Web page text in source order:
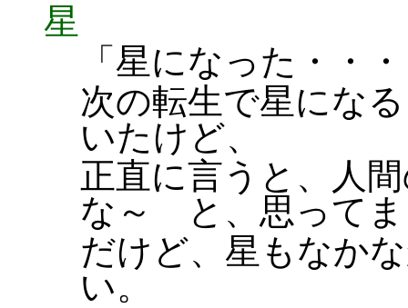
星
「星になった・・
次の転生で星にな
いたけど、
正直に言うと、人
な～ と、思ってま
だけど、星もなか
い。